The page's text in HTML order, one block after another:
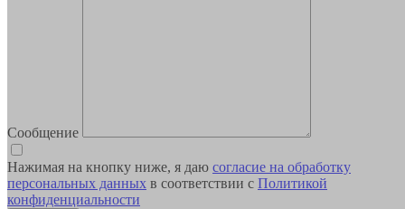
Сообщение
Нажимая на кнопку ниже, я даю согласие на обработку
персональных данных в соответствии с Политикой
конфиденциальности